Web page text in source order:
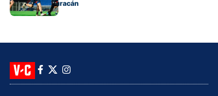
clásico ante Huracán